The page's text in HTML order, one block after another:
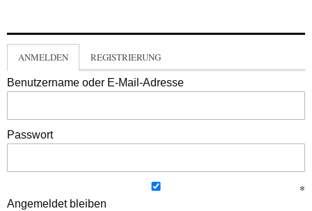
ANMELDEN REGISTRIERUNG
Benutzername oder E-Mail-Adresse
Passwort
Angemeldet bleiben